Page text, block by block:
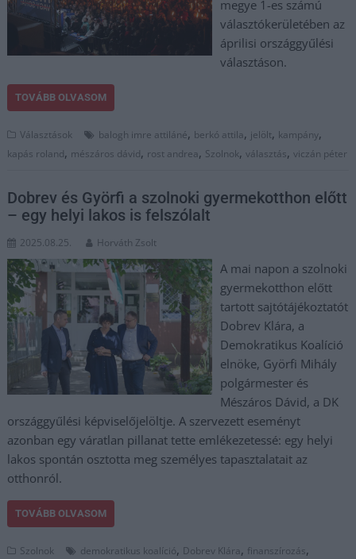
megye 1-es számú
választókerületében az
áprilisi országgyűlési
választáson.
TOVÁBB OLVASOM
Választások balogh imre attiláné, berkó attila, jelölt, kampány,
kapás roland, mészáros dávid, rost andrea, Szolnok,választás,viczán péter
Dobrev és Györfi a szolnoki gyermekotthon előtt
– egy helyi lakos is felszólalt
2025.08.25. Horváth Zsolt
A mai napon a szolnoki
gyermekotthon előtt
tartott sajtótájékoztatót
Dobrev Klára, a
Demokratikus Koalíció
elnöke, Györfi Mihály
polgármester és
Mészáros Dávid, a DK
országgyűlési képviselőjelöltje. A szervezett eseményt
azonban egy váratlan pillanat tette emlékezetessé: egy helyi
lakos spontán osztotta meg személyes tapasztalatait az
otthonról.
TOVÁBB OLVASOM
Szolnok demokratikus koalíció, Dobrev Klára, finanszírozás,